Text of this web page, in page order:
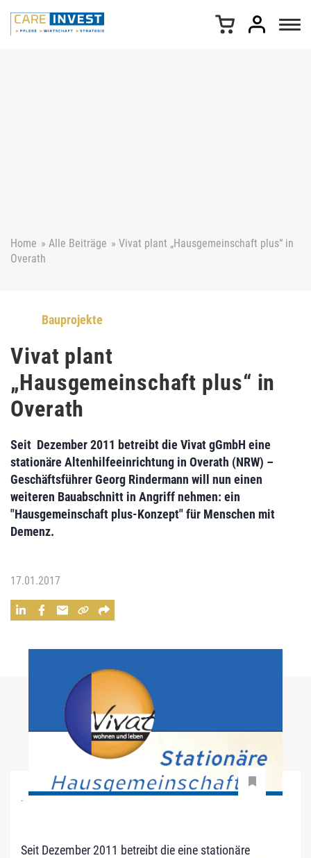
Home » Alle Beiträge » Vivat plant „Hausgemeinschaft plus“ in
Overath
Bauprojekte
Vivat plant
„Hausgemeinschaft plus“ in
Overath
Seit Dezember 2011 betreibt die Vivat gGmbH eine
stationäre Altenhilfeeinrichtung in Overath (NRW) –
GeschäftsführerGeorg Rindermann will nun einen
weiteren Bauabschnitt in Angriff nehmen: ein
"Hausgemeinschaft plus-Konzept"für Menschen mit
Demenz.
17.01.2017
-
Seit Dezember 2011 betreibt die eine stationäre